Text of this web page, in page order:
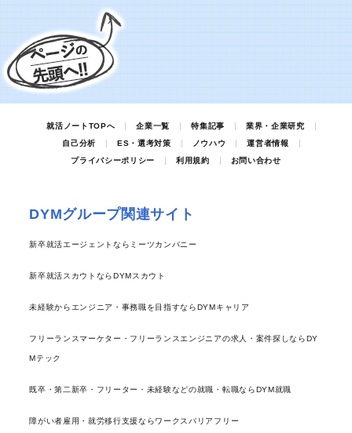
就活ノートTOPへ 企業一覧 特集記事
業界・企業研究
自己分析
ES・選考対策 ノウハウ
運営者情報
プライバシーポリシー
利用規約 お問い合わせ
DYMグループ関連サイト
新卒就活エージェントならミーツカンパニー
新卒就活スカウトならDYMスカウト
未経験からエンジニア・事務職を目指すならDYMキャリア
フリーランスマーケター・フリーランスエンジニアの求人・案件探しならDY
Mテック
既卒・第二新卒・フリーター・未経験などの就職・転職ならDYM就職
障がい者雇用・就労移行支援ならワークスバリアフリー